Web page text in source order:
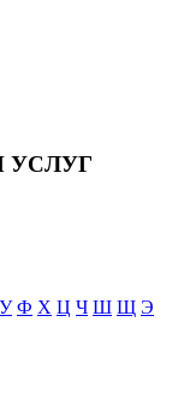
УСЛУГ
У Ф Х Ц Ч Ш Щ Э